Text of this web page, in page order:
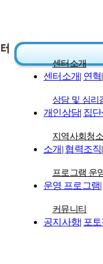
센터소개
센터소개| 연혁|
상담 및 심리
개인상담| 집
지역사회청
소개 | 협력조직|
프로그램 운
운영 프로그램|
커뮤니티
공지사항| 포